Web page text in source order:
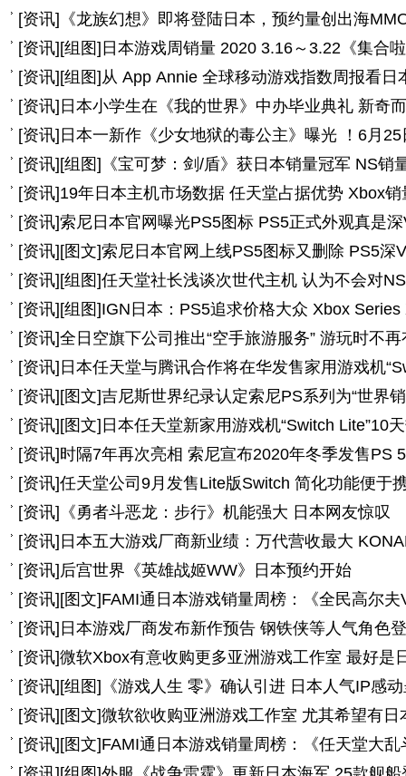
[资讯] 《龙族幻想》即将登陆日本，预约量创出海
[资讯] [组图] 日本游戏周销量 2020 3.16～3.22《集合
[资讯] [组图]从 App Annie 全球移动游戏指数周报看日
[资讯] 日本小学生在《我的世界》中办毕业典礼 新奇
[资讯] 日本一新作《少女地狱的毒公主》曝光 ！6月25
[资讯] [组图] 《宝可梦：剑/盾》获日本销量冠军 NS销
[资讯]19年日本主机市场数据 任天堂占据优势 Xbox销
[资讯]索尼日本官网曝光PS5图标 PS5正式外观真是
[资讯] [图文]索尼日本官网上线PS5图标又删除 PS5深
[资讯] [组图]任天堂社长浅谈次世代主机 认为不会对
[资讯] [组图]IGN日本：PS5追求价格大众 Xbox Series
[资讯]全日空旗下公司推出“空手旅游服务” 游玩时不
[资讯] 日本任天堂与腾讯合作将在华发售家用游戏机
[资讯] [图文]吉尼斯世界纪录认定索尼PS系列为“世界
[资讯] [图文] 日本任天堂新家用游戏机“Switch Lite”10
[资讯]时隔7年再次亮相 索尼宣布2020年冬季发售PS 5
[资讯]任天堂公司9月发售Lite版Switch 简化功能便于
[资讯] 《勇者斗恶龙：步行》机能强大 日本网友惊叹
[资讯] 日本五大游戏厂商新业绩：万代营收最大
[资讯] 后宫世界《英雄战姬WW》日本预约开始
[资讯] [图文]FAMI通日本游戏销量周榜：《全民高尔夫
[资讯] 日本游戏厂商发布新作预告 钢铁侠等人气角色
[资讯]微软Xbox有意收购更多亚洲游戏工作室 最好是
[资讯] [组图] 《游戏人生 零》确认引进 日本人气IP感
[资讯] [图文]微软欲收购亚洲游戏工作室 尤其希望有日
[资讯] [图文]FAMI通日本游戏销量周榜：《任天堂大